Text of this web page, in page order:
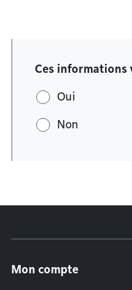
Ces informations
Oui
Non
Mon compte